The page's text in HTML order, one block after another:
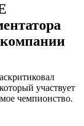
участвует
чемпионство.